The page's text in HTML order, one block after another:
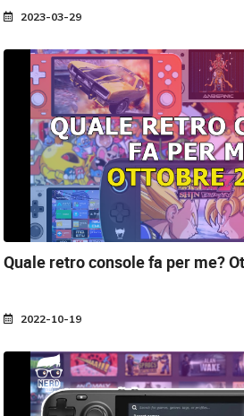
2023-03-29
Quale retro console fa per me?
2022-10-19